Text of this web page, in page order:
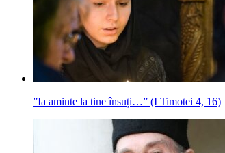
”Ia aminte la tine însuți…” (I Timotei 4, 16)